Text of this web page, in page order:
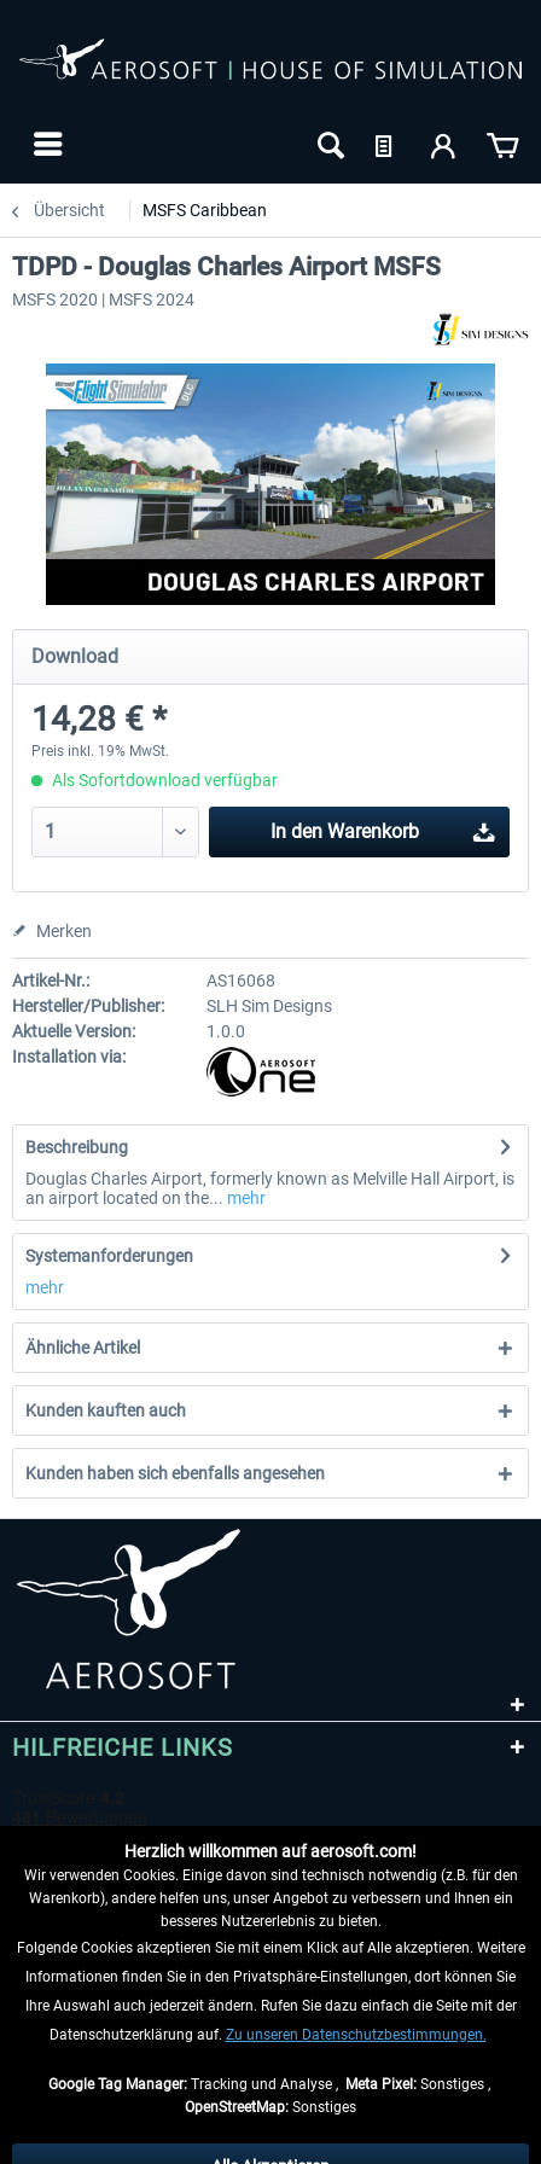
Übersicht MSFS Caribbean
FSDG - St Lucia TLPC MSFS
11,90 € *
FSDG - St Lucia TLPL
TDPD - Douglas Charles Airport MSFS
MSFS 2020 | MSFS 2024
Download
14,28 € *
Preis inkl. 19% MwSt.
Als Sofortdownload verfügbar
In den Warenkorb
Merken
Artikel-Nr.:
AS16068
Hersteller/Publisher:
SLH Sim Designs
Aktuelle Version:
1.0.0
Installation via:
Beschreibung
Douglas Charles Airport, formerly known as Melville Hall Airport, is
an airport located on the... mehr
Systemanforderungen
mehr
Ähnliche Artikel
Kunden kauften auch
Kunden haben sich ebenfalls angesehen
HILFREICHE LINKS
VERTRAG WIDERRUFEN
INFORMATIONEN
Herzlich willkommen auf aerosoft.com!
Wir verwenden Cookies. Einige davon sind technisch notwendig (z.B. für den
Warenkorb), andere helfen uns, unser Angebot zu verbessern und Ihnen ein
besseres Nutzererlebnis zu bieten.
Folgende Cookies akzeptieren Sie mit einem Klick auf Alle akzeptieren. Weitere
Informationen finden Sie in den Privatsphäre-Einstellungen, dort können Sie
Ihre Auswahl auch jederzeit ändern. Rufen Sie dazu einfach die Seite mit der
Datenschutzerklärung auf. Zu unseren Datenschutzbestimmungen.
Google Tag Manager:Tracking und Analyse , Meta Pixel:Sonstiges ,
OpenStreetMap: Sonstiges